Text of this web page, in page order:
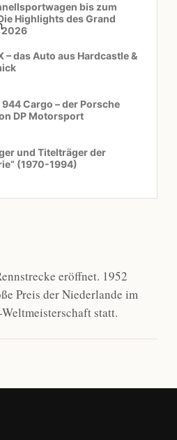
bis zum
Highlights des Grand
2026
– das Auto aus Hardcastle &
Cargo – der Porsche
DP Motorsport
und Titelträger der
(1970-1994)
eröffnet. 1952
Preis der Niederlande im
statt.